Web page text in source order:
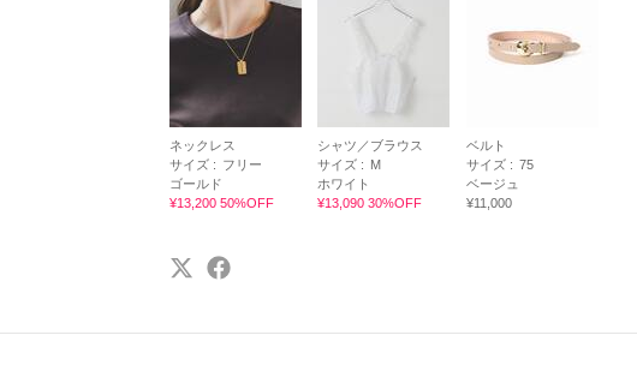
ネックレス
サイズ : フリー
ゴールド
¥13,200 50%OFF
シャツ／ブラウス
サイズ : M
ホワイト
¥13,090 30%OFF
ベルト
サイズ : 75
ベージュ
¥11,000